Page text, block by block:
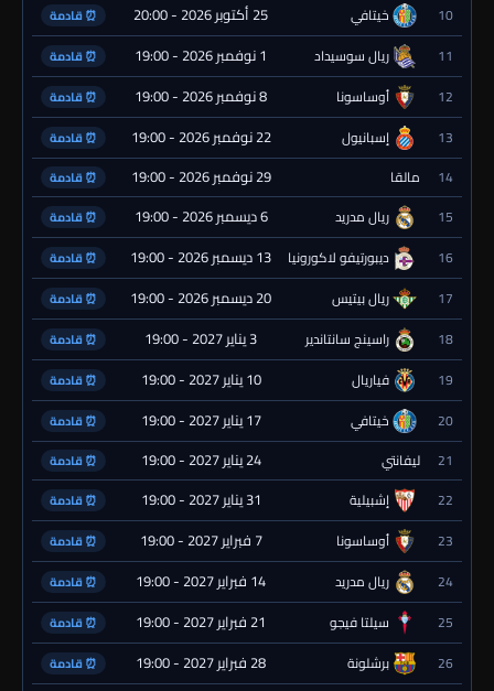
10 خيتافي 25 أكتوبر 2026 - 20:00 ⏰ قادمة
11 ريال سوسيداد 1 نوفمبر 2026 - 19:00 ⏰ قادمة
12 أوساسونا 8 نوفمبر 2026 - 19:00 ⏰ قادمة
13 إسبانيول 22 نوفمبر 2026 - 19:00 ⏰ قادمة
14 مالقا 29 نوفمبر 2026 - 19:00 ⏰ قادمة
15 ريال مدريد 6 ديسمبر 2026 - 19:00 ⏰ قادمة
16 ديبورتيفو لاكورونيا 13 ديسمبر 2026 - 19:00 ⏰ قادمة
17 ريال بيتيس 20 ديسمبر 2026 - 19:00 ⏰ قادمة
18 راسينج سانتاندير 3 يناير 2027 - 19:00 ⏰ قادمة
19 فياريال 10 يناير 2027 - 19:00 ⏰ قادمة
20 خيتافي 17 يناير 2027 - 19:00 ⏰ قادمة
21 ليفانتي 24 يناير 2027 - 19:00 ⏰ قادمة
22 إشبيلية 31 يناير 2027 - 19:00 ⏰ قادمة
23 أوساسونا 7 فبراير 2027 - 19:00 ⏰ قادمة
24 ريال مدريد 14 فبراير 2027 - 19:00 ⏰ قادمة
25 سيلتا فيجو 21 فبراير 2027 - 19:00 ⏰ قادمة
26 برشلونة 28 فبراير 2027 - 19:00 ⏰ قادمة